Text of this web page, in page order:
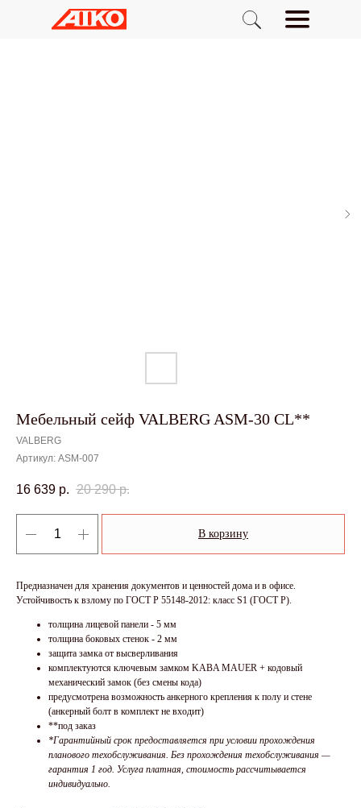
Мебельный сейф VALBERG ASM-30 CL**
VALBERG
Артикул: ASM-007
16 639 р. 20 290 р.
В корзину
Предназначен для хранения документов и ценностей дома и в офисе.
Устойчивость к взлому по ГОСТ Р 55148-2012: класс S1 (ГОСТ Р).
толщина лицевой панели - 5 мм
толщина боковых стенок - 2 мм
защита замка от высверливания
комплектуются ключевым замком KABA MAUER + кодовый
механический замок (без смены кода)
предусмотрена возможность анкерного крепления к полу и стене
(анкерный болт в комплект не входит)
**под заказ
*Гарантийный срок предоставляется при условии прохождения
планового техобслуживания. Без прохождения техобслуживания —
гарантия 1 год. Услуга платная, стоимость рассчитывается
индивидуально.